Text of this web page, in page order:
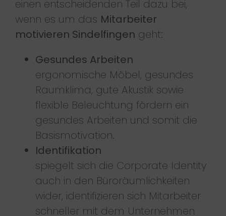
einen entscheidenden Teil dazu bei,
wenn es um das Mitarbeiter
motivieren Sindelfingen geht:
Gesundes Arbeiten
ergonomische Möbel, gesundes
Raumklima, gute Akustik sowie
flexible Beleuchtung fördern ein
gesundes Arbeiten und somit die
Basismotivation.
Identifikation
spiegelt sich die Corporate Identity
auch in den Büroräumlichkeiten
wider, identifizieren sich Mitarbeiter
schneller mit dem Unternehmen